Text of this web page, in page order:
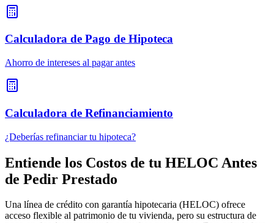
Calculadora de Pago de Hipoteca
Ahorro de intereses al pagar antes
Calculadora de Refinanciamiento
¿Deberías refinanciar tu hipoteca?
Entiende los Costos de tu HELOC Antes
de Pedir Prestado
Una línea de crédito con garantía hipotecaria (HELOC) ofrece
acceso flexible al patrimonio de tu vivienda, pero su estructura de